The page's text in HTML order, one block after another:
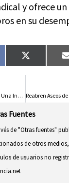
y ofrece
en su
en
X
(Twitter)
Descubre el Ciclo Hídrico: Una Innovadora Aventura Educativa
Fuentes
de "Otras fuentes"
de otros
de usuarios no